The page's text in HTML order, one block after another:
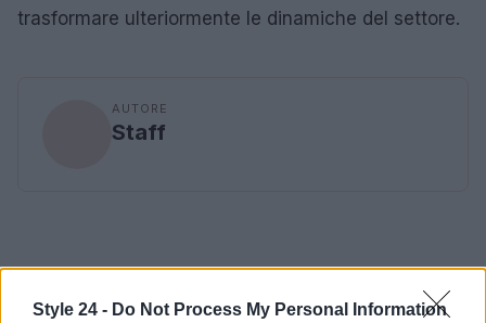
Style 24 - Do Not Process My Personal Information
trasformare ulteriormente le dinamiche del settore.
AUTORE
Staff